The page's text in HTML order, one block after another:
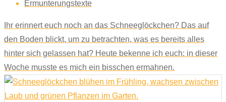
Ermunterungstexte
Ihr erinnert euch noch an das Schneeglöckchen? Das auf
den Boden blickt, um zu betrachten, was es bereits alles
hinter sich gelassen hat? Heute bekenne ich euch: in dieser
Woche musste es mich ein bisschen ermahnen.